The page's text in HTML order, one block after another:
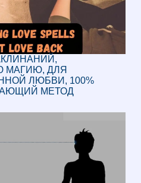
МАГИЮ, ДЛЯ
ЛЮБВИ, 100%
МЕТОД